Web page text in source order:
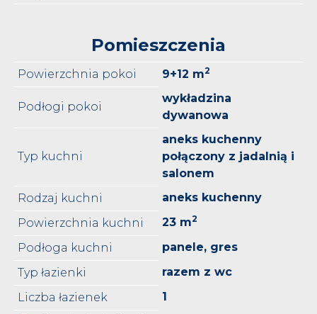
Pomieszczenia
Powierzchnia pokoi 9+12 m2
Podłogi pokoi
wykładzina
dywanowa
Typ kuchni
aneks kuchenny
połączony z jadalnią i
salonem
Rodzaj kuchni
aneks kuchenny
Powierzchnia kuchni
23 m2
Podłoga kuchni
panele, gres
Typ łazienki
razem z wc
Liczba łazienek
1